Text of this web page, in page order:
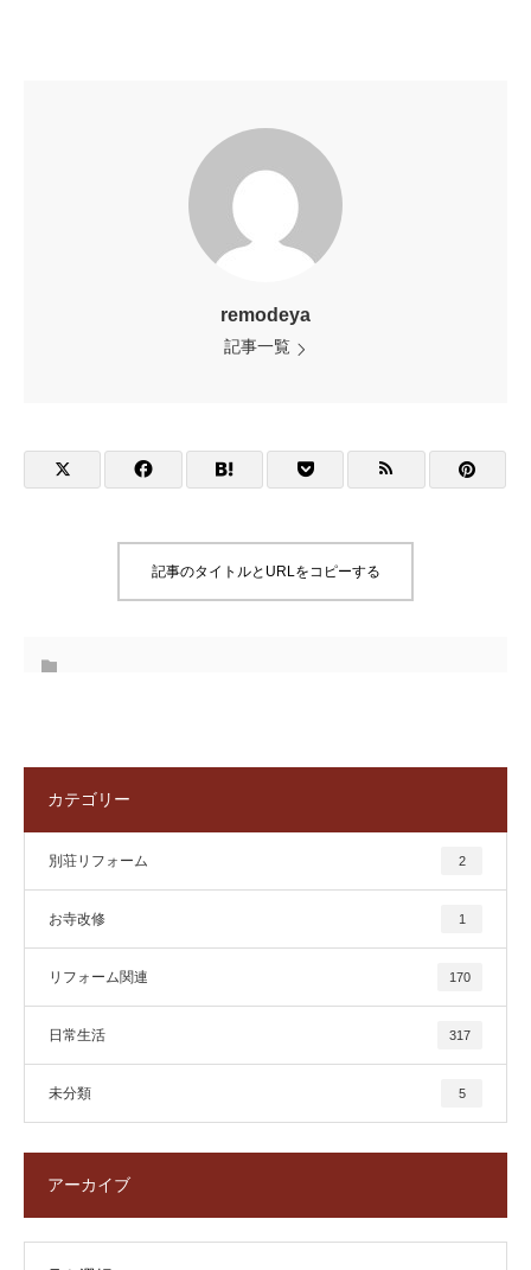
remodeya
記事一覧
記事のタイトルとURLをコピーする
カテゴリー
別荘リフォーム 2
お寺改修 1
リフォーム関連 170
日常生活 317
未分類 5
アーカイブ